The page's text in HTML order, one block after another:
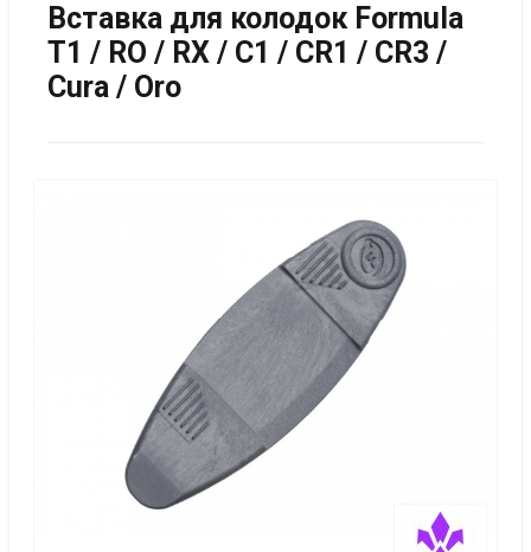
Вставка для колодок Formula
T1 / RO / RX / C1 / CR1 / CR3 /
Cura / Oro